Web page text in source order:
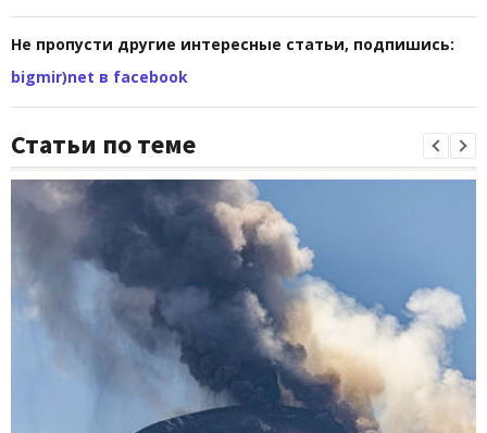
Не пропусти другие интересные статьи, подпишись:
bigmir)net в facebook
Статьи по теме